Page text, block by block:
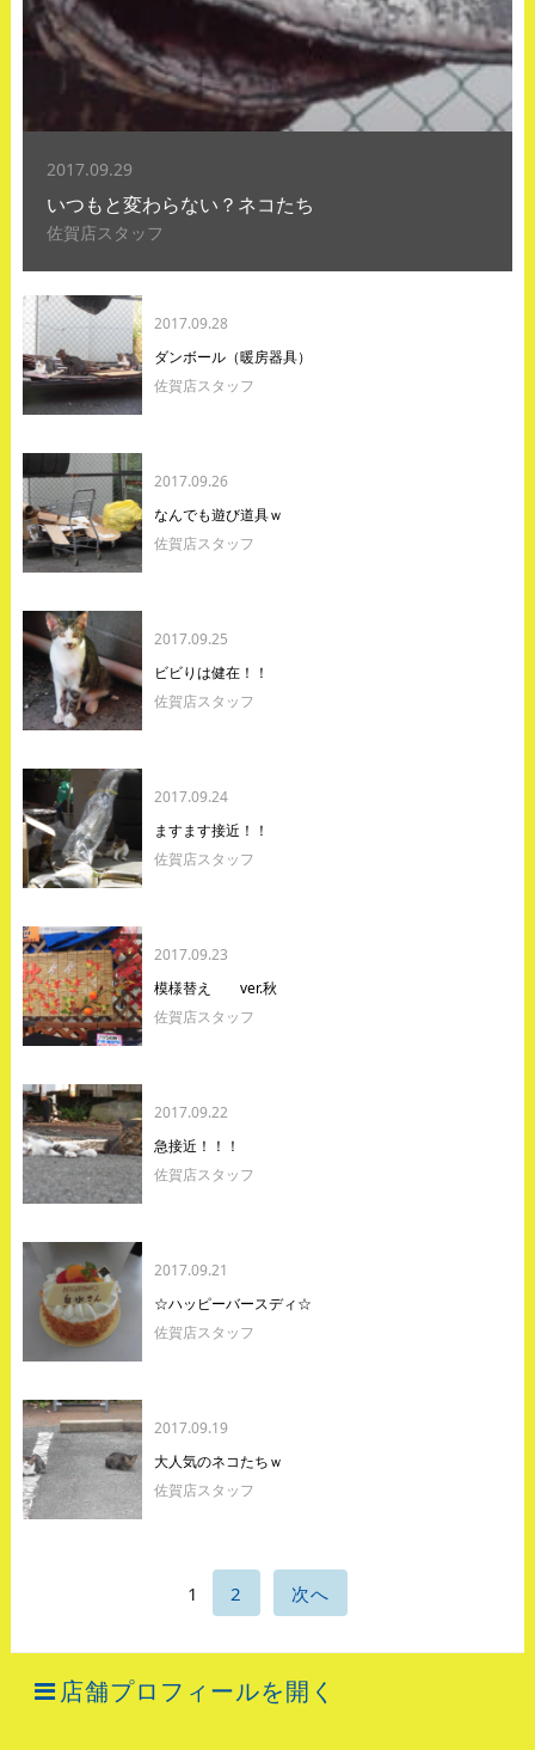
2017.09.29
いつもと変わらない？ネコたち
佐賀店スタッフ
2017.09.28
ダンボール（暖房器具）
佐賀店スタッフ
2017.09.26
なんでも遊び道具ｗ
佐賀店スタッフ
2017.09.25
ビビりは健在！！
佐賀店スタッフ
2017.09.24
ますます接近！！
佐賀店スタッフ
2017.09.23
模様替え ver.秋
佐賀店スタッフ
2017.09.22
急接近！！！
佐賀店スタッフ
2017.09.21
☆ハッピーバースディ☆
佐賀店スタッフ
2017.09.19
大人気のネコたちｗ
佐賀店スタッフ
1 2 次へ
店舗プロフィールを開く